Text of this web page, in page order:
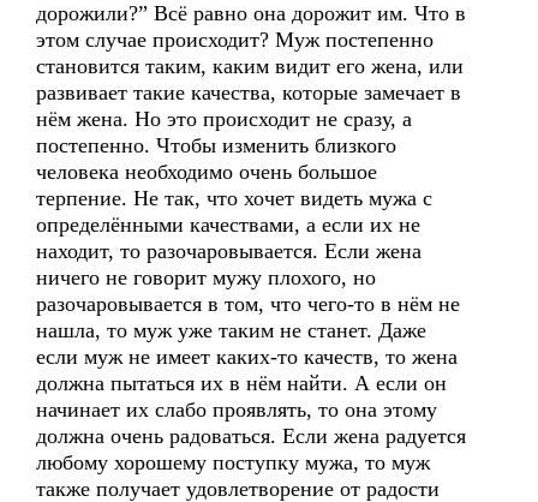
дорожили?” Всё равно она дорожит им. Что в
этом случае происходит? Муж постепенно
становится таким, каким видит его жена, или
развивает такие качества, которые замечает в
нём жена. Но это происходит не сразу, а
постепенно. Чтобы изменить близкого
человека необходимо очень большое
терпение. Не так, что хочет видеть мужа с
определёнными качествами, а если их не
находит, то разочаровывается. Если жена
ничего не говорит мужу плохого, но
разочаровывается в том, что чего-то в нём не
нашла, то муж уже таким не станет. Даже
если муж не имеет каких-то качеств, то жена
должна пытаться их в нём найти. А если он
начинает их слабо проявлять, то она этому
должна очень радоваться. Если жена радуется
любому хорошему поступку мужа, то муж
также получает удовлетворение от радости